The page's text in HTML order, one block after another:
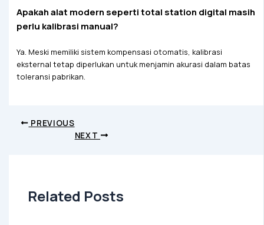
Apakah alat modern seperti total station digital masih
perlu kalibrasi manual?
Ya. Meski memiliki sistem kompensasi otomatis, kalibrasi
eksternal tetap diperlukan untuk menjamin akurasi dalam batas
toleransi pabrikan.
PREVIOUS
NEXT
Related Posts